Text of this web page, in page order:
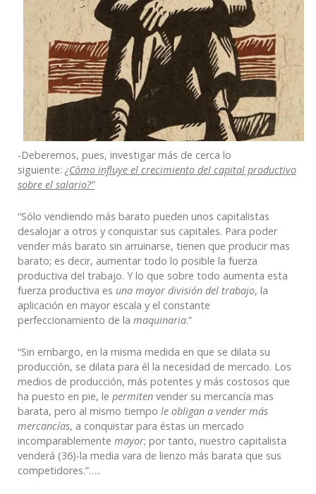
-Deberemos, pues, investigar más de cerca lo
siguiente: ¿Cómo influye el crecimiento del capital productivo
sobre el salario?”
“Sólo vendiendo más barato pueden unos capitalistas
desalojar a otros y conquistar sus capitales. Para poder
vender más barato sin arruinarse, tienen que producir mas
barato; es decir, aumentar todo lo posible la fuerza
productiva del trabajo. Y lo que sobre todo aumenta esta
fuerza productiva es una mayor división del trabajo, la
aplicación en mayor escala y el constante
perfeccionamiento de la maquinaria.”
“Sin embargo, en la misma medida en que se dilata su
producción, se dilata para él la necesidad de mercado. Los
medios de producción, más potentes y más costosos que
ha puesto en pie, le permiten vender su mercancía mas
barata, pero al mismo tiempo le obligan a vender más
mercancías, a conquistar para éstas un mercado
incomparablemente mayor; por tanto, nuestro capitalista
venderá (36)-la media vara de lienzo más barata que sus
competidores.”…..